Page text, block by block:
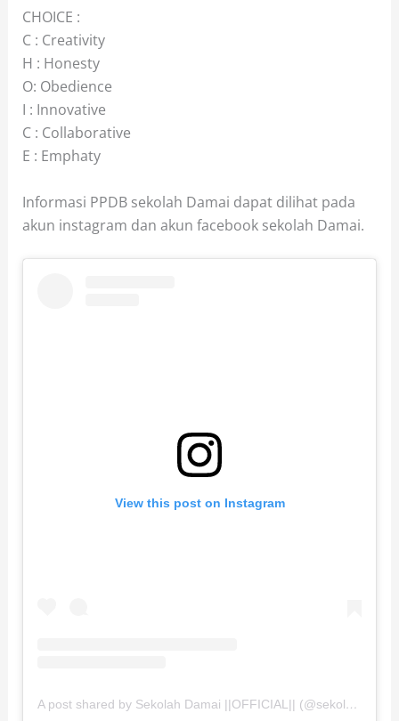
CHOICE :
C : Creativity
H : Honesty
O: Obedience
I : Innovative
C : Collaborative
E : Emphaty
Informasi PPDB sekolah Damai dapat dilihat pada
akun instagram dan akun facebook sekolah Damai.
View this post on Instagram
A post shared by Sekolah Damai ||OFFICIAL|| (@sekolahdamai)